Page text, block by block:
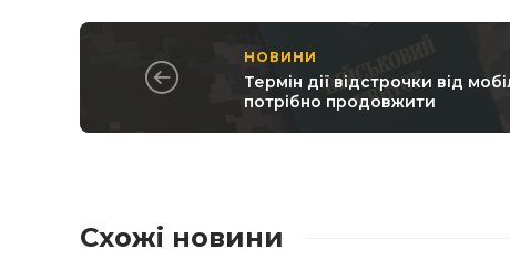
НОВИНИ
Термін дії відстрочки від
потрібно продовжити
Схожі новини